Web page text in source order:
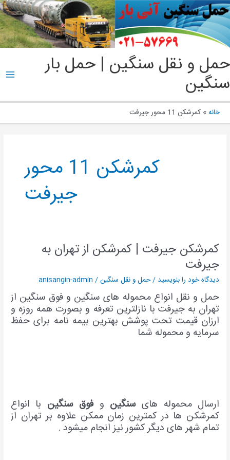
حمل و نقل سنگین | حمل بار
سنگین
خانه کمرشکن 11 محور جیرفت
کمرشکن 11 محور
جیرفت
کمرشکن جیرفت | کمرشکن از تهران به
جیرفت
دیدگاه‌ خود را بنویسید /حمل و نقل سنگین/
anisangin-admin
حمل و نقل انواع محموله های سنگین و فوق سنگین از
تهران به جیرفت با نازلترین تعرفه و بصورت همه روزه و
ارزان قیمت تحت پوشش بهترین بیمه نامه برای حفظ
سرمایه و محموله شما
ارسال محموله هایسنگین وفوق سنگین با انواع
کمرشکن ها در کمترین زمان ممکن علاوه بر تهران از
تمام شهر های دیگر کشور نیز انجام میشود .
کمرشکن
جیرفت
|
کمرشکن
تهران
به
جیرفت